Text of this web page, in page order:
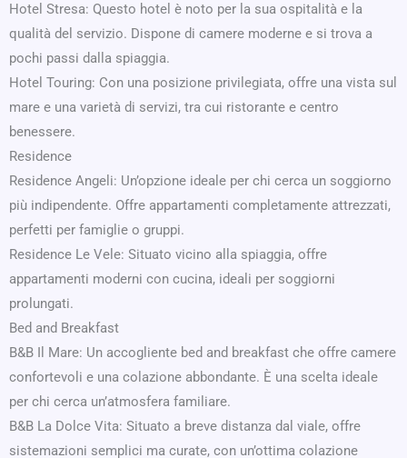
Hotel Stresa: Questo hotel è noto per la sua ospitalità e la
qualità del servizio. Dispone di camere moderne e si trova a
pochi passi dalla spiaggia.
Hotel Touring: Con una posizione privilegiata, offre una vista sul
mare e una varietà di servizi, tra cui ristorante e centro
benessere.
Residence
Residence Angeli: Un’opzione ideale per chi cerca un soggiorno
più indipendente. Offre appartamenti completamente attrezzati,
perfetti per famiglie o gruppi.
Residence Le Vele: Situato vicino alla spiaggia, offre
appartamenti moderni con cucina, ideali per soggiorni
prolungati.
Bed and Breakfast
B&B Il Mare: Un accogliente bed and breakfast che offre camere
confortevoli e una colazione abbondante. È una scelta ideale
per chi cerca un’atmosfera familiare.
B&B La Dolce Vita: Situato a breve distanza dal viale, offre
sistemazioni semplici ma curate, con un’ottima colazione